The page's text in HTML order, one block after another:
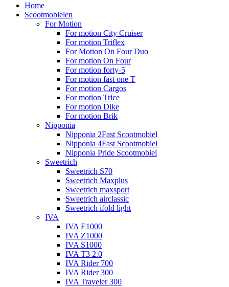
Home
Scootmobielen
For Motion
For motion City Cruiser
For motion Triflex
For Motion On Four Duo
For motion On Four
For motion forty-5
For motion fast one T
For motion Cargos
For motion Trice
For motion Dike
For motion Brik
Nipponia
Nipponia 2Fast Scootmobiel
Nipponia 4Fast Scootmobiel
Nipponia Pride Scootmobiel
Sweetrich
Sweetrich S70
Sweetrich Maxplus
Sweetrich maxsport
Sweetrich airclassic
Sweetrich ifold light
IVA
IVA E1000
IVA Z1000
IVA S1000
IVA T3 2.0
IVA Rider 700
IVA Rider 300
IVA Traveler 300